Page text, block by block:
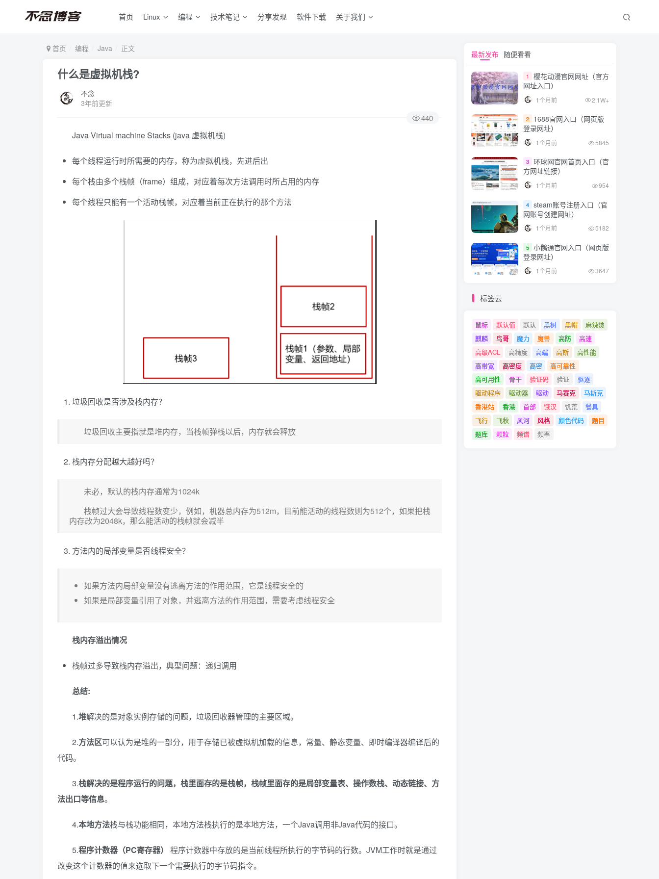
首页 Linux 编程 技术笔记 分享发现 软件下载 关于我们
首页 编程 Java 正文
什么是虚拟机栈?
不念
3年前更新
440
Java Virtual machine Stacks (java 虚拟机栈)
每个线程运行时所需要的内存，称为虚拟机栈，先进后出
每个栈由多个栈帧（frame）组成，对应着每次方法调用时所占用的内存
每个线程只能有一个活动栈帧，对应着当前正在执行的那个方法
垃圾回收是否涉及栈内存？
垃圾回收主要指就是堆内存，当栈帧弹栈以后，内存就会释放
栈内存分配越大越好吗？
未必，默认的栈内存通常为1024k
栈帧过大会导致线程数变少，例如，机器总内存为512m，目前能活动的线程数则为512个，如果把栈
内存改为2048k，那么能活动的栈帧就会减半
方法内的局部变量是否线程安全？
如果方法内局部变量没有逃离方法的作用范围，它是线程安全的
如果是局部变量引用了对象，并逃离方法的作用范围，需要考虑线程安全
栈内存溢出情况
栈帧过多导致栈内存溢出，典型问题：递归调用
总结:
1.堆解决的是对象实例存储的问题，垃圾回收器管理的主要区域。
2.方法区可以认为是堆的一部分，用于存储已被虚拟机加载的信息，常量、静态变量、即时编译器编译后的
代码。
3.栈解决的是程序运行的问题，栈里面存的是栈帧，栈帧里面存的是局部变量表、操作数栈、动态链接、方
法出口等信息。
4.本地方法栈与栈功能相同，本地方法栈执行的是本地方法，一个Java调用非Java代码的接口。
5.程序计数器（PC寄存器）
程序计数器中存放的是当前线程所执行的字节码的行数。JVM工作时就是通过
改变这个计数器的值来选取下一个需要执行的字节码指令。
最新发布 随便看看
1
樱花动漫官网网址（官方
网址入口）
1个月前 2.1W+
2
1688官网入口（网页版
登录网址）
1个月前 5845
3 环球网官网首页入口（官
方网址链接）
1个月前 954
4 steam账号注册入口（官
网账号创建网址）
1个月前 5182
5 小鹅通官网入口（网页版
登录网址）
1个月前 3647
标签云
鼠标 默认值 默认 黑树 黑帽
麻辣烫
麒麟
鸟哥 魔力 魔兽 高防
高速
高级ACL
高精度 高端 高斯
高性能
高带宽
高密度 高密
高可靠性
高可用性
骨干 验证码 验证
驱逐
驱动程序
驱动器 驱动 马赛克
马斯克
香港站
香港 首部 饿汉 饥荒
餐具
飞行
飞秋 风河 风格 颜色代码
题目
题库
颗粒 频谱 频率